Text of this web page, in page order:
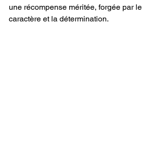
une récompense méritée, forgée par le
caractère et la détermination.